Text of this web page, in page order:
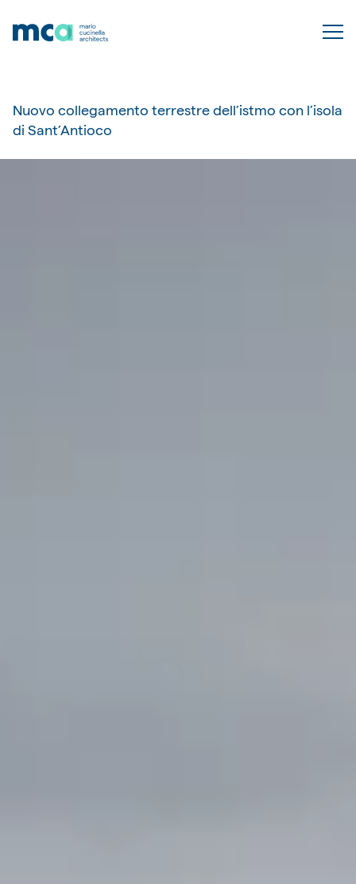
Nuovo collegamento terrestre dell’istmo con l’isola
di Sant’Antioco